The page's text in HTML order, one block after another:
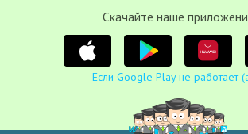
Cкачайте наше
Если Google Play не работает